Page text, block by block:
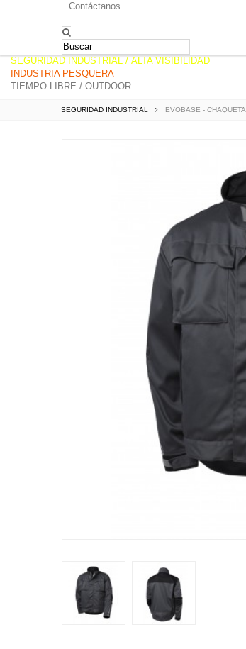
Contáctanos
SEGURIDAD INDUSTRIAL / ALTA VISIBILIDAD
INDUSTRIA PESQUERA
TIEMPO LIBRE / OUTDOOR
SEGURIDAD INDUSTRIAL EVOBASE - CHAQUETA